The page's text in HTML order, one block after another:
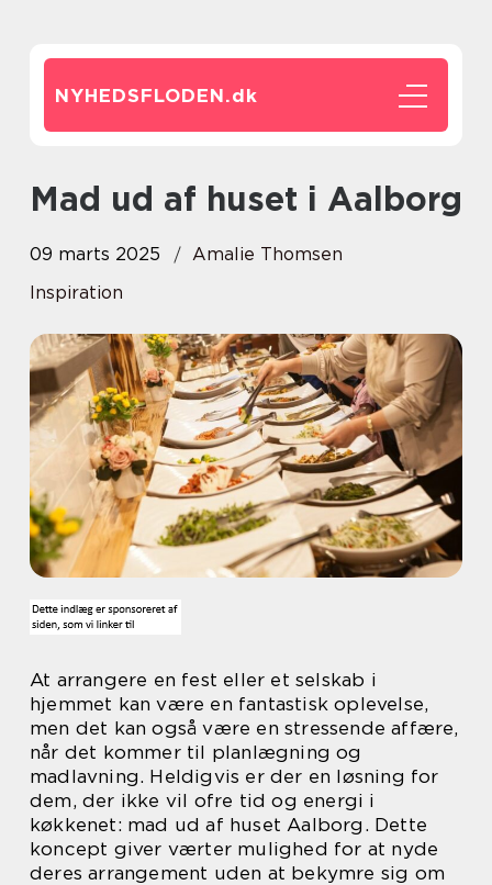
NYHEDSFLODEN.dk
Mad ud af huset i Aalborg
09 marts 2025
Amalie Thomsen
Inspiration
At arrangere en fest eller et selskab i
hjemmet kan være en fantastisk oplevelse,
men det kan også være en stressende affære,
når det kommer til planlægning og
madlavning. Heldigvis er der en løsning for
dem, der ikke vil ofre tid og energi i
køkkenet: mad ud af huset Aalborg. Dette
koncept giver værter mulighed for at nyde
deres arrangement uden at bekymre sig om